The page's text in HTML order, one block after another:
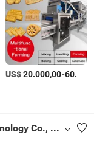
/Set
US$20.000,00-60.000,00
Guangzhou Caiyunjuan Intelligent Technology Co., Ltd.